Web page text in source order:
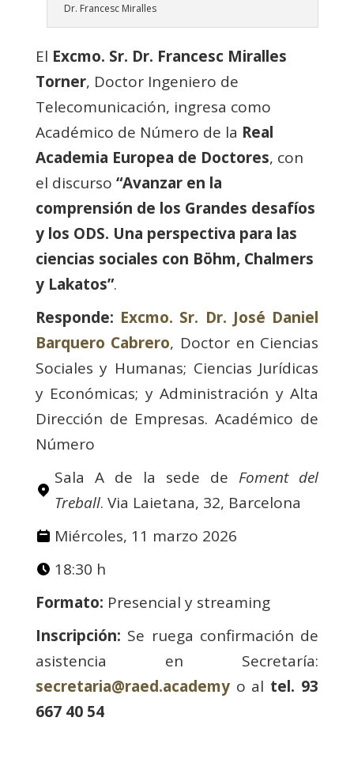
Dr. Francesc Miralles
El Excmo. Sr. Dr. Francesc Miralles
Torner, Doctor Ingeniero de
Telecomunicación, ingresa como
Académico de Número de la Real
Academia Europea de Doctores, con
el discurso “Avanzar en la
comprensión de los Grandes desafíos
y los ODS. Una perspectiva para las
ciencias sociales con Böhm, Chalmers
y Lakatos”.
Responde: Excmo. Sr. Dr. José Daniel
Barquero Cabrero, Doctor en Ciencias
Sociales y Humanas; Ciencias Jurídicas
y Económicas; y Administración y Alta
Dirección de Empresas. Académico de
Número
Sala A de la sede de Foment del
Treball. Via Laietana, 32, Barcelona
Miércoles, 11 marzo 2026
18:30 h
Formato: Presencial y streaming
Inscripción: Se ruega confirmación de
asistencia en Secretaría:
secretaria@raed.academyo al tel. 93
667 40 54